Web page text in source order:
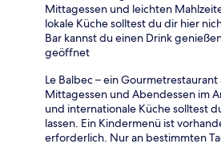
Mittagessen und leichten
lokale Küche solltest du dir hier
Bar kannst du einen Drink
geöffnet
Le Balbec – ein
Mittagessen und Abendessen im
und internationale Küche solltest
lassen. Ein Kindermenü ist
erforderlich. Nur an bestimmten